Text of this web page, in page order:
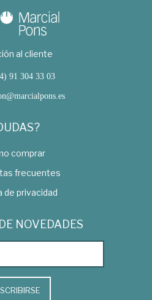
al cliente
91 304 33 03
comprar
frecuentes
de privacidad
NOVEDADES